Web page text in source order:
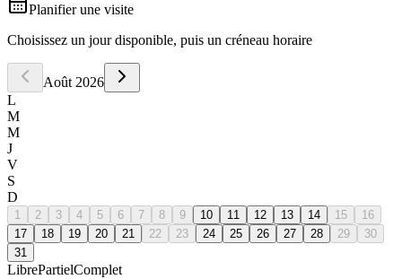
Planifier une visite
Choisissez un jour disponible, puis un créneau horaire
Août 2026
L
M
M
J
V
S
D
1 2 3 4 5 6 7 8 9 10 11 12 13 14 15
16
17
18 19 20 21 22 23 24 25 26 27 28 29
30
31
LibrePartielComplet